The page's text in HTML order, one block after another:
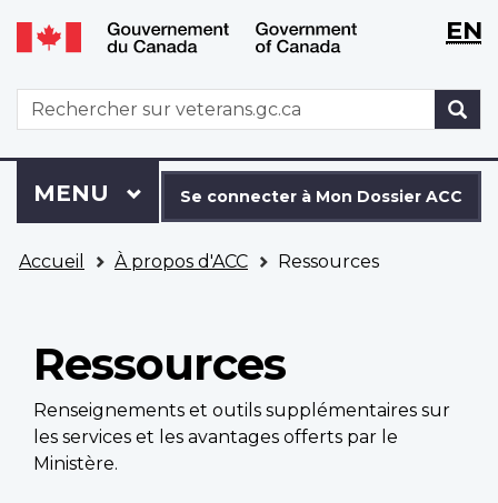
Aller
au
principal
Passer
à
version
HTML
simplifiée
WxT
WxTEN
WxT
Search
form
connecter
à
Dossier
Se connecter à Mon Dossier ACC
Menu
MENU PRINCIPAL
êtes
Accueil À propos d'ACC Ressources
Ressources
Renseignements et outils supplémentaires sur
les services et les avantages offerts par le
Ministère.